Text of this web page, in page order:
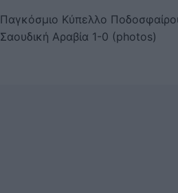
Παγκόσμιο Κύπελλο
Σαουδική Αραβία 1-0 (photos)